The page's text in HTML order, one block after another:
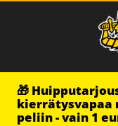
🎁
kierrätysvapaa
peliin - vain 1